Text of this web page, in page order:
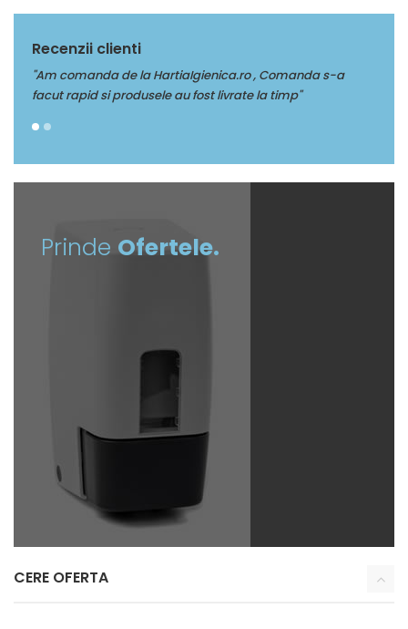
Recenzii clienti
"Multumim Echipei Soft sense pentru profesionalism"
Prinde Ofertele.
CERE OFERTA